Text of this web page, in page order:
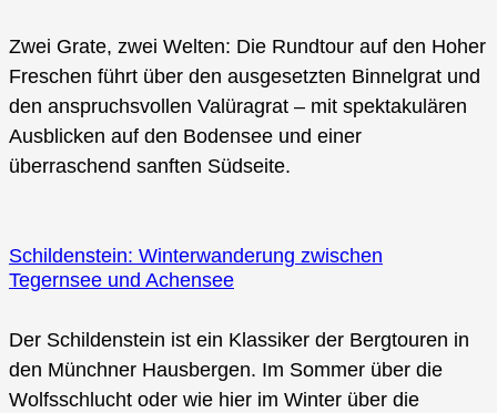
Zwei Grate, zwei Welten: Die Rundtour auf den Hoher
Freschen führt über den ausgesetzten Binnelgrat und
den anspruchsvollen Valüragrat – mit spektakulären
Ausblicken auf den Bodensee und einer
überraschend sanften Südseite.
Schildenstein: Winterwanderung zwischen
Tegernsee und Achensee
Der Schildenstein ist ein Klassiker der Bergtouren in
den Münchner Hausbergen. Im Sommer über die
Wolfsschlucht oder wie hier im Winter über die